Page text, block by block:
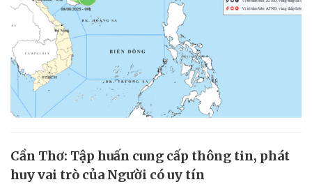
Cần Thơ: Tập huấn cung cấp thông tin, phát
huy vai trò của Người có uy tín